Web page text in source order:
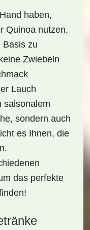
haben,
Quinoanutzen,
Basis zu
Zwiebeln
Lauch
saisonalem
sondern auch
es Ihnen, die
das perfekte